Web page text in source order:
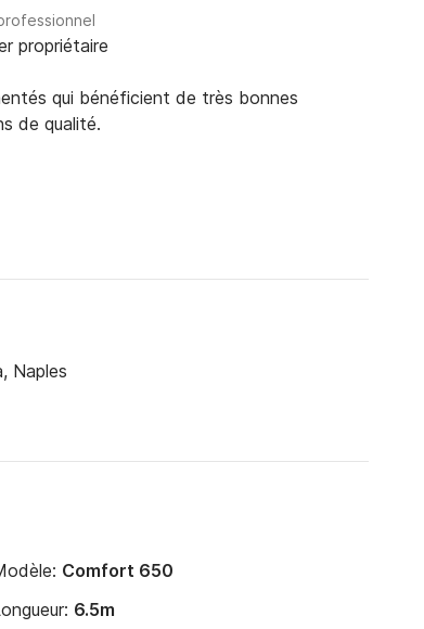
propriétaire
qui bénéficient de très bonnes
de qualité.
Naples
Comfort 650
6.5m